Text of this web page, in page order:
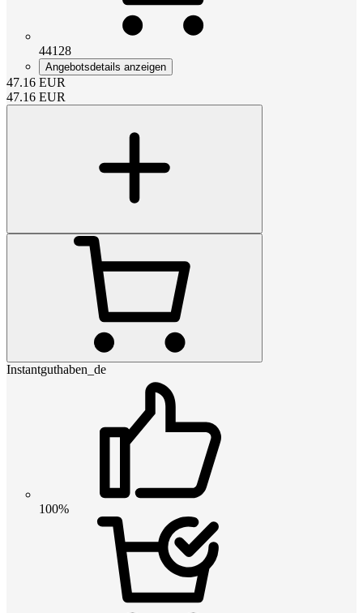
44128
Angebotsdetails anzeigen
47.16 EUR
47.16 EUR
Instantguthaben_de
100%